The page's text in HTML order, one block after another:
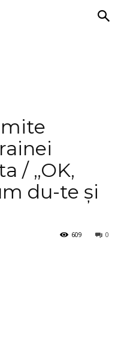
/ „OK,
du-te și
0
609